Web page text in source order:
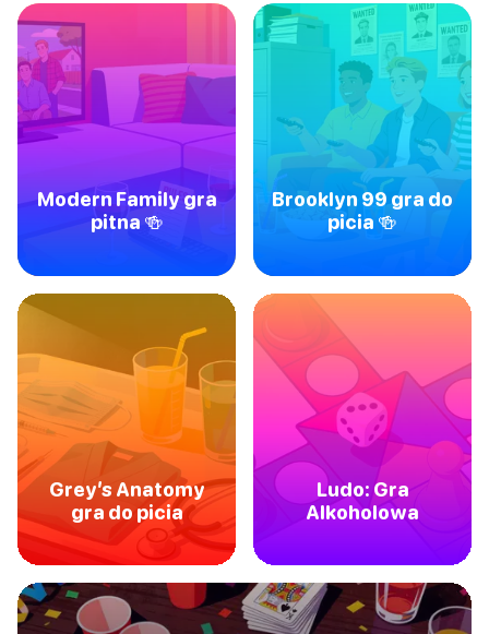
Modern Family gra
pitna 🍻
Brooklyn 99 gra do
picia 🍻
Grey’s Anatomy
gra do picia
Ludo: Gra
Alkoholowa